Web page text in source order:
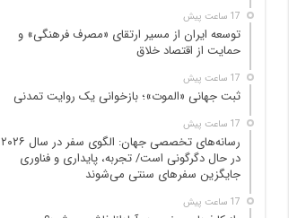
17 ساعت پیش
توسعه ایران از مسیر ارتقای «مصرف فرهنگی» و
حمایت از اقتصاد خلاق
17 ساعت پیش
ثبت جهانی «الموت»؛ بازخوانی یک روایت تمدنی
17 ساعت پیش
رسانه‌های تخصصی جهان: الگوی سفر در سال ۲۰۲۶
در حال دگرگونی است/ تجربه، پایداری و فناوری
جایگزین سفرهای سنتی می‌شوند
17 ساعت پیش